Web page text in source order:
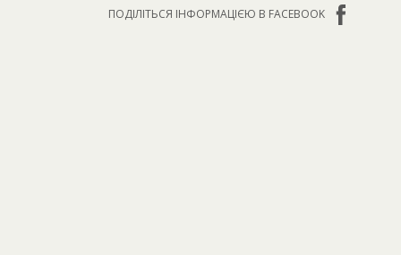
ПОДІЛІТЬСЯ ІНФОРМАЦІЄЮ В FACEBOOK